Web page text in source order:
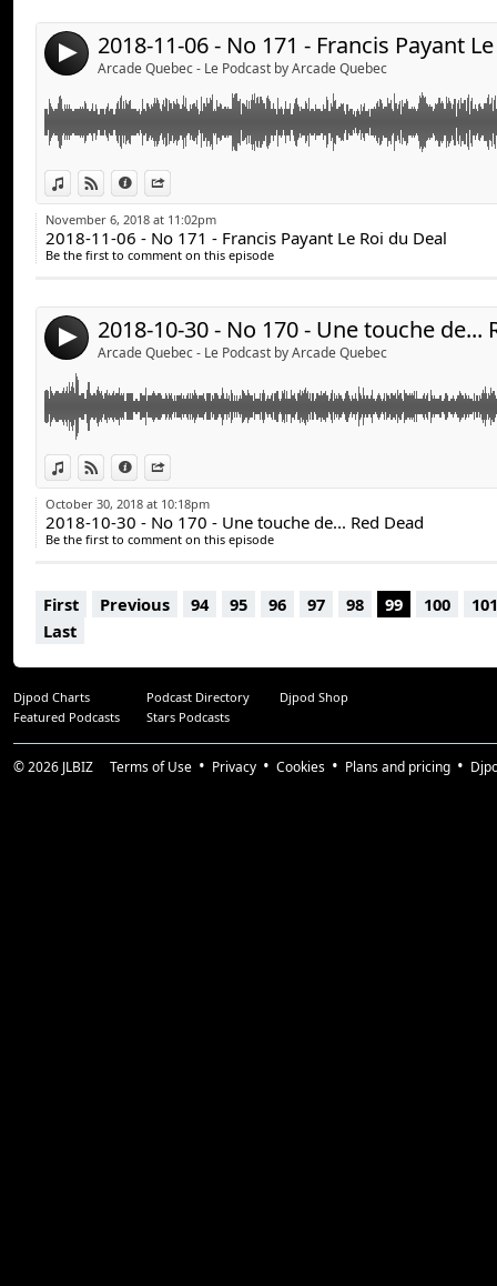
twitter : @arcadeqc
twitch.tv/arcadeqc
Merci!
4 2018-11-06 - No 171 - Francis Payant
Arcade Quebec - Le Podcast by Arcade Quebec
View in iTunes
View on Djpod
Information
Francis Payant : https://www.facebook.com/
Blizzcon 2018 :https://blizzcon.com/en-us/
Nintendo Direct du 1er nov. :
https://
2018/
Avec :
Stéphane Goulet (@pinponey)
Guillaume Duplain (@gyom999)
Jeff Dion (@JF_dion)
arcadequebec.com
facebook.com/arcadequebec
twitter : @arcadeqc
twitch.tv/arcadeqc
Merci!
November 6, 2018 at 11:02pm
2018-11-06 - No 171 - Francis Payant Le Roi du Deal
Be the first to comment on this episode
4 2018-10-30 - No 170 - Une touche de...
Arcade Quebec - Le Podcast by Arcade Quebec
View in iTunes
View on Djpod
Information
Link:
Widget:
Share:
Cette semaine, notre première semaine de Red
parfait?
Informations complémentaires :
Red Dead Redemption II :
content/agegate/form?
Playstation classic :
https://www.playstation.com/
classic/
Touche de créme :https://www.youtube.com/
Avec :
Stéphane Goulet (@pinponey)
Guillaume Duplain (@gyom999)
Jeff Dion (@JF_dion)
arcadequebec.com
facebook.com/arcadequebec
Merci!
October 30, 2018 at 10:18pm
2018-10-30 - No 170 - Une touche de... Red Dead
Be the first to comment on this episode
First Previous 94 95 96 97 98 99 100
101
Last
Djpod Charts Podcast Directory
Djpod Shop
Featured Podcasts
Stars Podcasts
© 2026 JLBIZ Terms of Use Privacy Cookies Plans and pricing